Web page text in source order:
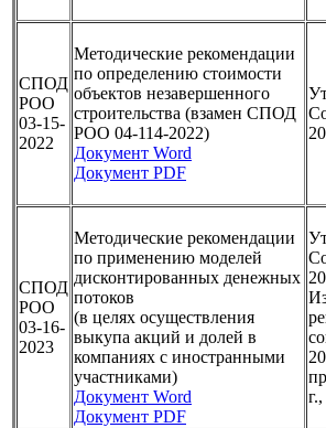
СПОД
РОО
03-15-
2022
Методические рекомендации
по определению стоимости
объектов незавершенного
строительства (взамен СПОД
РОО 04-114-2022)
Документ Word
Документ PDF
СПОД
РОО
03-16-
2023
Методические рекомендации
по применению моделей
дисконтированных денежных
потоков
(в целях осуществления
выкупа акций и долей в
компаниях с иностранными
участниками)
Документ Word
Документ PDF